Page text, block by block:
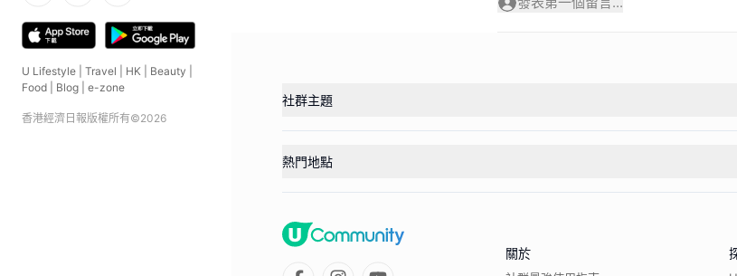
U Lifestyle Travel HK Beauty
Food
Blog e-zone
香港經濟日報版權所有©2026
社群主題
熱門地點
關於